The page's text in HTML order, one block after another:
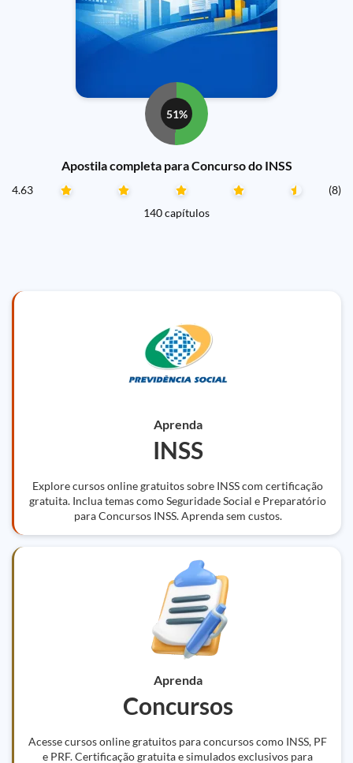
51%
Apostila completa para Concurso do INSS
4.63
(8)
140 capítulos
Aprenda
INSS
Explore cursos online gratuitos sobre INSS com certificação
gratuita. Inclua temas como Seguridade Social e Preparatório
para Concursos INSS. Aprenda sem custos.
Aprenda
Concursos
Acesse cursos online gratuitos para concursos como INSS, PF
e PRF. Certificação gratuita e simulados exclusivos para